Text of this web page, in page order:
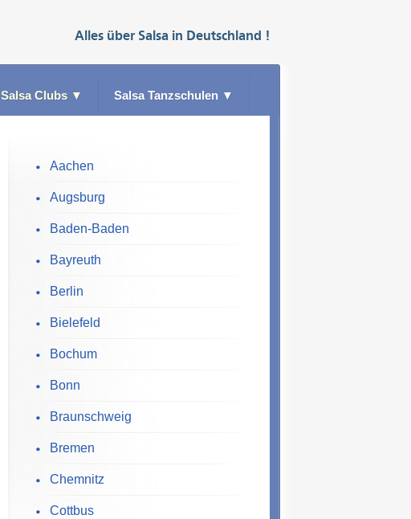
Alles über Salsa in Deutschland !
Salsa Clubs ▼ Salsa Tanzschulen ▼
Aachen
Augsburg
Baden-Baden
Bayreuth
Berlin
Bielefeld
Bochum
Bonn
Braunschweig
Bremen
Chemnitz
Cottbus